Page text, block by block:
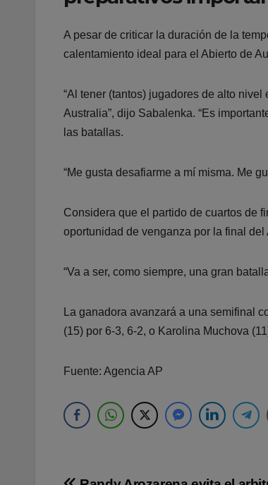
A pesar de criticar la duración de la
calentamiento ideal para el Abierto de
“Al tener (tantos) jugadores de alto
Australia”, dijo Sabalenka. “Es
las batallas.
“Me gusta desafiarme a mí misma. Me
Considera que el partido de cuartos de
oportunidad de venganza por la final
“Va a ser, como siempre, una gran
La ganadora avanzará a una semifinal
(15) por 6-3, 6-2, o Karolina Muchova
Fuente: Agencia AP